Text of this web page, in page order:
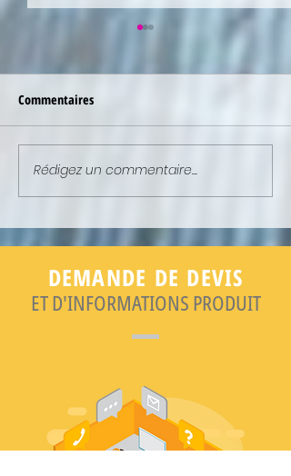
NEWSLETTER : ELLE EST EN
LIGNE !
Commentaires
Rédigez un commentaire...
DEMANDE DE DEVIS
ET D'INFORMATIONS PRODUIT